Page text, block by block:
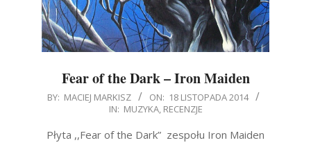
Fear of the Dark – Iron Maiden
2014-
18
BY: MACIEJ MARKISZ ON: 18 LISTOPADA 2014
IN: MUZYKA, RECENZJE
Płyta ,,Fear of the Dark” zespołu Iron Maiden